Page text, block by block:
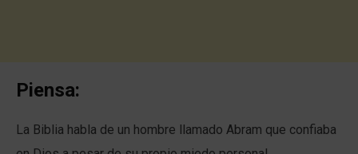
Piensa:
La Biblia habla de un hombre llamado Abram que confiaba